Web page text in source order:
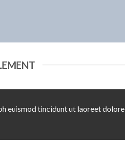
euismod tincidunt ut laoreet dolore